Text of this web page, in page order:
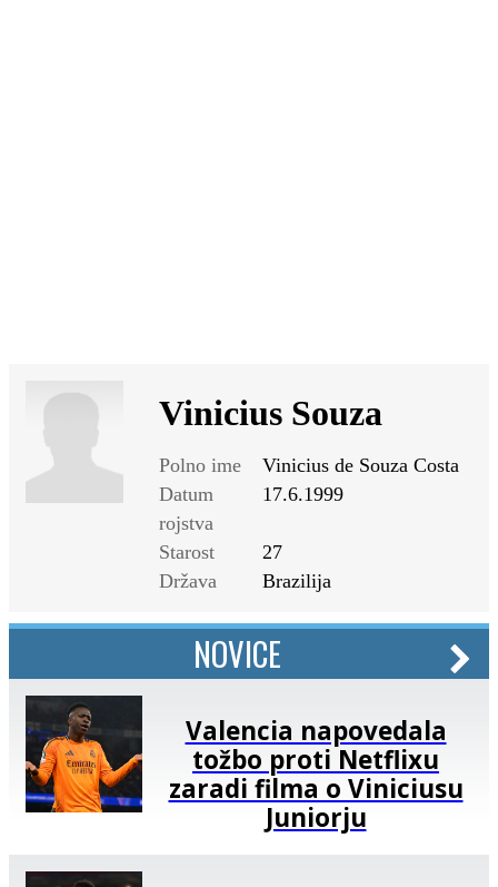
Vinicius Souza
Polno ime
Vinicius de Souza Costa
Datum
rojstva
17.6.1999
Starost
27
Država
Brazilija
NOVICE
Valencia napovedala
tožbo proti Netflixu
zaradi filma o Viniciusu
Juniorju